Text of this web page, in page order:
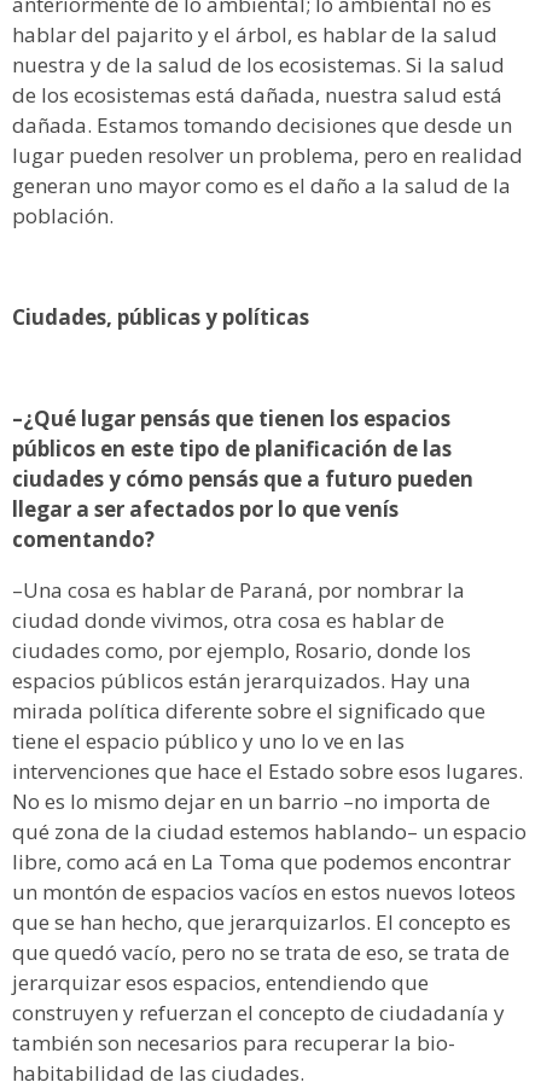
hablar del pajarito y el árbol, es hablar de la salud
nuestra y de la salud de los ecosistemas. Si la salud
de los ecosistemas está dañada, nuestra salud está
dañada. Estamos tomando decisiones que desde un
lugar pueden resolver un problema, pero en realidad
generan uno mayor como es el daño a la salud de la
población.
Ciudades, públicas y políticas
–¿Qué lugar pensás que tienen los espacios
públicos en este tipo de planificación de las
ciudades y cómo pensás que a futuro pueden
llegar a ser afectados por lo que venís
comentando?
–Una cosa es hablar de Paraná, por nombrar la
ciudad donde vivimos, otra cosa es hablar de
ciudades como, por ejemplo, Rosario, donde los
espacios públicos están jerarquizados. Hay una
mirada política diferente sobre el significado que
tiene el espacio público y uno lo ve en las
intervenciones que hace el Estado sobre esos lugares.
No es lo mismo dejar en un barrio –no importa de
qué zona de la ciudad estemos hablando– un espacio
libre, como acá en La Toma que podemos encontrar
un montón de espacios vacíos en estos nuevos loteos
que se han hecho, que jerarquizarlos. El concepto es
que quedó vacío, pero no se trata de eso, se trata de
jerarquizar esos espacios, entendiendo que
construyen y refuerzan el concepto de ciudadanía y
también son necesarios para recuperar la bio-
habitabilidad de las ciudades.